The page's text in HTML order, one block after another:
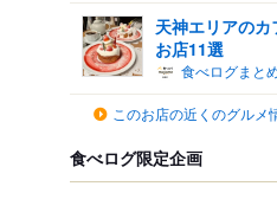
天神エリアの
お店11選
食べログまと
このお店の近くのグルメ
食べログ限定企画